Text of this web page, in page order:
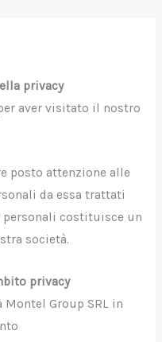
privacy
aver visitato il nostro
posto attenzione alle
da essa trattati
personali costituisce un
società.
privacy
Group SRL in